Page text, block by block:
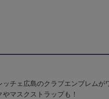
ッチェ広島のクラブエンブレムが
やマスクストラップも！